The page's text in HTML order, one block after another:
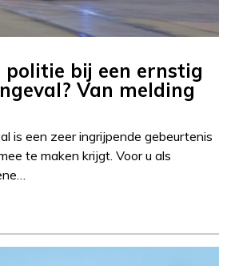
bij een ernstig
Van melding
is een zeer ingrijpende gebeurtenis
te maken krijgt. Voor u als